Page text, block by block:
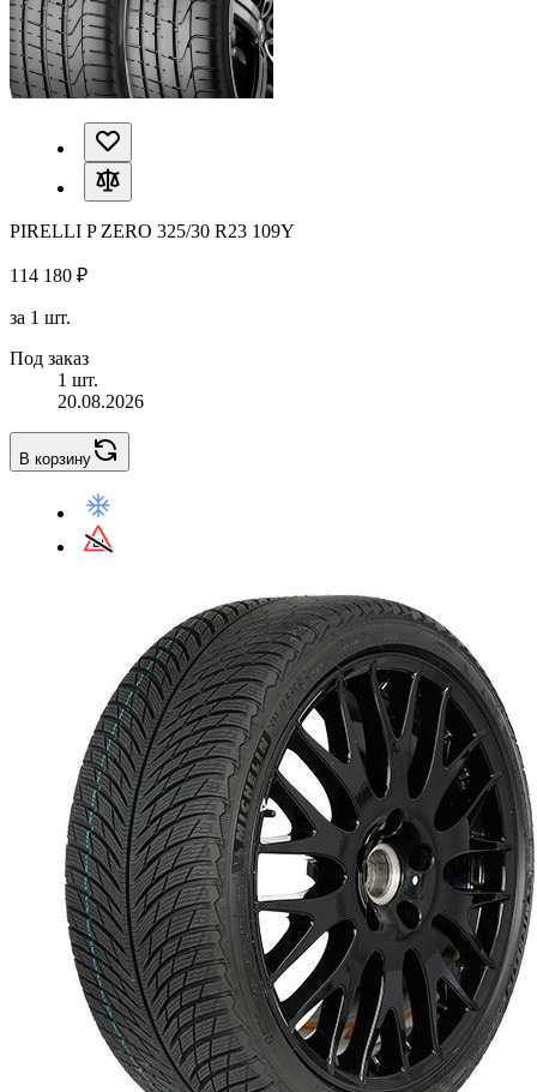
PIRELLI P ZERO 325/30 R23 109Y
114 180 ₽
за 1 шт.
Под заказ
1 шт.
20.08.2026
В корзину